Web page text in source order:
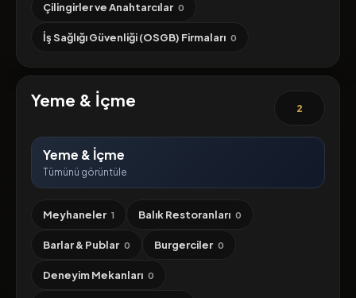
Çilingirler ve Anahtarcılar 0
İş Sağlığı Güvenliği (OSGB) Firmaları 0
Yeme & İçme 2
Yeme & İçme
Tümünü görüntüle
Meyhaneler 1 Balık Restoranları 0
Barlar & Publar 0 Burgerciler 0
Deneyim Mekanları 0